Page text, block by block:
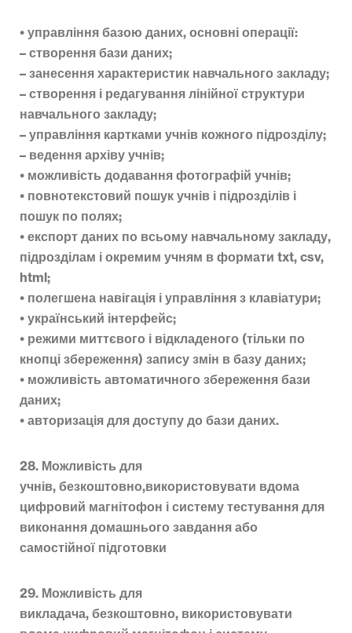
• управління базою даних, основні операції:
– створення бази даних;
– занесення характеристик навчального закладу;
– створення і редагування лінійної структури
навчального закладу;
– управління картками учнів кожного підрозділу;
– ведення архіву учнів;
• можливість додавання фотографій учнів;
• повнотекстовий пошук учнів і підрозділів і
пошук по полях;
• експорт даних по всьому навчальному закладу,
підрозділам і окремим учням в формати txt, csv,
html;
• полегшена навігація і управління з клавіатури;
• український інтерфейс;
• режими миттєвого і відкладеного (тільки по
кнопці збереження) запису змін в базу даних;
• можливість автоматичного збереження бази
даних;
• авторизація для доступу до бази даних.
28. Можливість для
учнів, безкоштовно,використовувати вдома
цифровий магнітофон і систему тестування для
виконання домашнього завдання або
самостійної підготовки
29. Можливість для
викладача, безкоштовно, використовувати